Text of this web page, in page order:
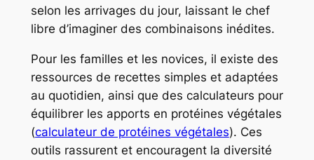
selon les arrivages du jour, laissant le chef
libre d’imaginer des combinaisons inédites.
Pour les familles et les novices, il existe des
ressources de recettes simples et adaptées
au quotidien, ainsi que des calculateurs pour
équilibrer les apports en protéines végétales
(calculateur de protéines végétales). Ces
outils rassurent et encouragent la diversité